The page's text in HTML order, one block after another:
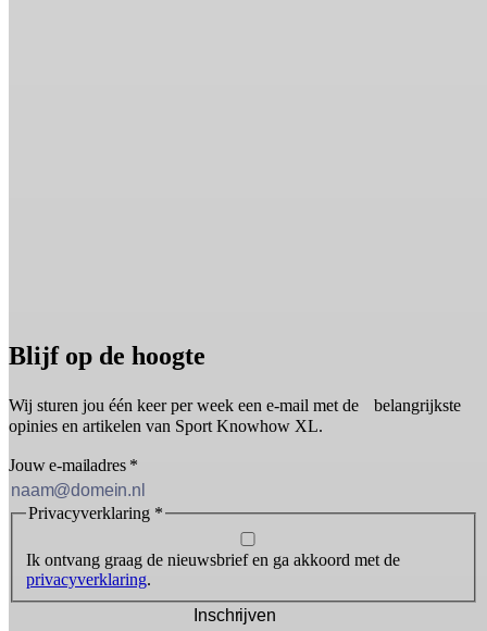
Blijf op de hoogte
Wij sturen jou één keer per week een e-mail met de belangrijkste
opinies en artikelen van Sport Knowhow XL.
Jouw e-mailadres *
Privacyverklaring *
Ik ontvang graag de nieuwsbrief en ga akkoord met de
privacyverklaring.
Inschrijven